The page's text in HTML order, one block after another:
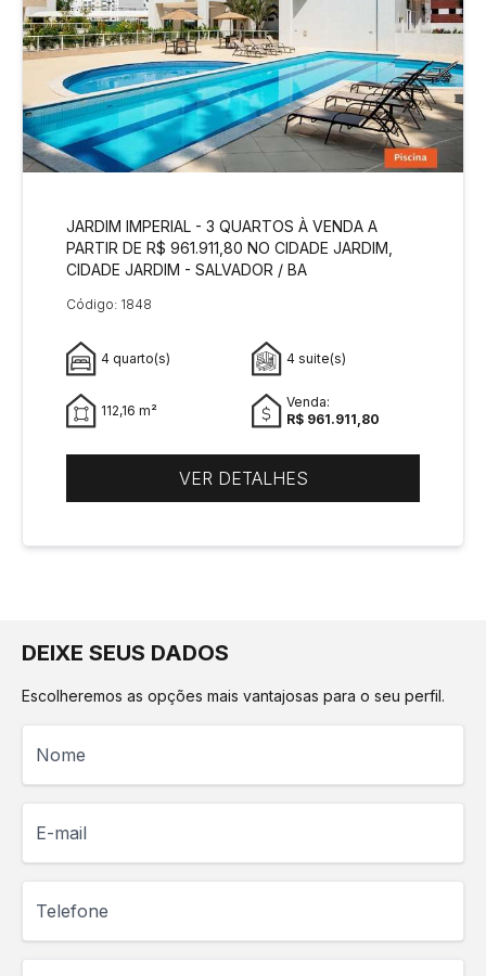
JARDIM IMPERIAL - 3 QUARTOS À VENDA A
PARTIR DE R$ 961.911,80 NO CIDADE JARDIM,
CIDADE JARDIM - SALVADOR / BA
Código: 1848
4 quarto(s) 4 suite(s)
112,16 m²
Venda:
R$ 961.911,80
VER DETALHES
DEIXE SEUS DADOS
Escolheremos as opções mais vantajosas para o seu perfil.